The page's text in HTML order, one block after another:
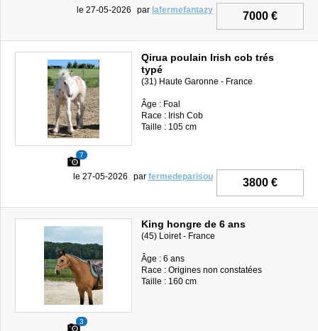
7000 €
le 27-05-2026 par lafermefantazy
7
Qirua poulain Irish cob trés
typé
(31) Haute Garonne - France
Âge : Foal
Race : Irish Cob
Taille : 105 cm
3800 €
le 27-05-2026 par fermedeparisou
3
King hongre de 6 ans
(45) Loiret - France
Âge : 6 ans
Race : Origines non constatées
Taille : 160 cm